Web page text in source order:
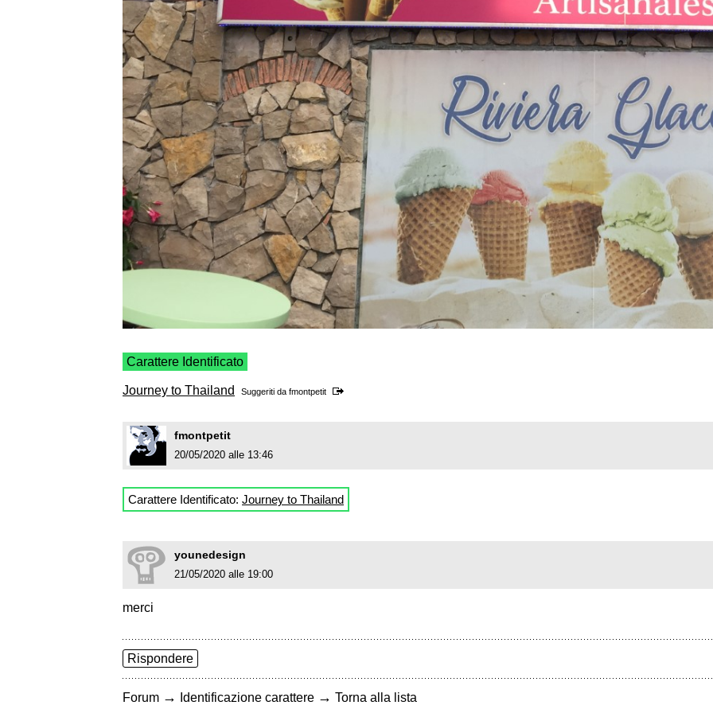
Carattere Identificato
Journey to Thailand Suggeriti da fmontpetit
fmontpetit
20/05/2020 alle 13:46
Carattere Identificato: Journey to Thailand
younedesign
21/05/2020 alle 19:00
merci
Rispondere
Forum → Identificazione carattere → Torna alla lista